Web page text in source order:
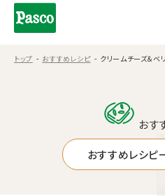
トップ おすすめレシピ クリームチーズ＆ベ
おす
おすすめレシピ